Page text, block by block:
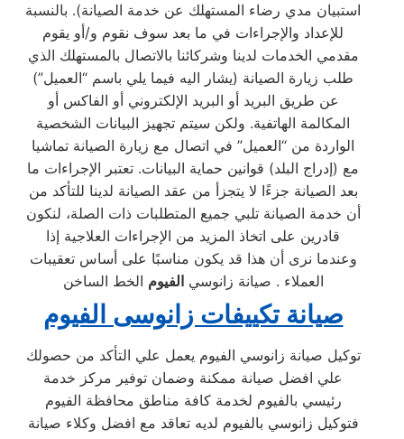
استبيان مدي رضاء المستهلك عن خدمة الصيانة). بالنسبة
للإعداد والإجراءات في ما بعد سوف نقوم و/أو يقوم
مقدمي الخدمات لدينا وشركائنا بالاتصال بالمستهلك الذي
طلب زيارة الصيانة (يشار اليه فيما يلي باسم “العميل”)
عن طريق البريد أو البريد الإلكتروني أو الفاكس أو
المكالمة الهاتفية. ولكن سيتم تجهيز البيانات الشخصية
الواردة من “العميل” في اتصال مع زيارة الصيانة تماشيا
مع (إدراج البلد) قوانين حماية البيانات. تعتبر الإجراءات ما
بعد الصيانة جزءًا لا يتجزأ من عقد الصيانة لدينا للتأكد من
أن خدمة الصيانة تلبي جميع المتطلبات ذات الصلة، لنكون
قادرين على اتخاذ المزيد من الإجراءات العلاجية إذا
وعندما نرى أن هذا قد يكون مناسبًا على أساس تعقيبات
العملاء . صيانة زانوسيالفيوم الخط الساخن
صيانة تكييفات زانوسى الفيوم
توكيل صيانة زانوسي الفيوم يعمل علي التأكد من حصولك
علي افضل صيانة ممكنة وضمان توفير مركز خدمة
رئيسي بالفيوم لخدمة كافة مناطق محافظة الفيوم
فتوكيل زانوسي بالفيوم لديه تعاقد مع افضل وكلاء صيانة